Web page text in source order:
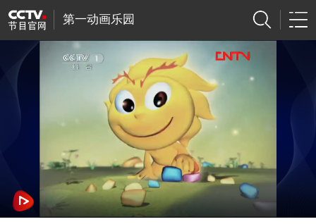
第一动画乐园